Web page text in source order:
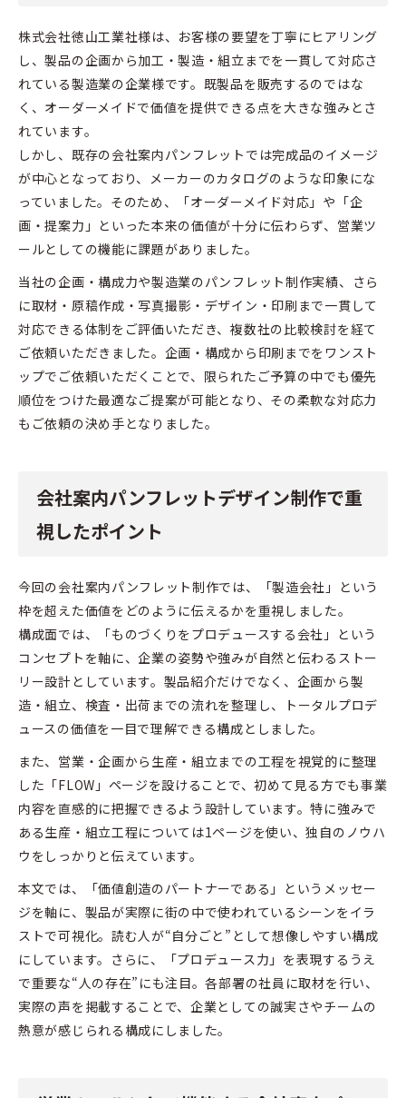
株式会社徳山工業社様は、お客様の要望を丁寧にヒアリング
し、製品の企画から加工・製造・組立までを一貫して対応さ
れている製造業の企業様です。既製品を販売するのではな
く、オーダーメイドで価値を提供できる点を大きな強みとさ
れています。
しかし、既存の会社案内パンフレットでは完成品のイメージ
が中心となっており、メーカーのカタログのような印象にな
っていました。そのため、「オーダーメイド対応」や「企
画・提案力」といった本来の価値が十分に伝わらず、営業ツ
ールとしての機能に課題がありました。
当社の企画・構成力や製造業のパンフレット制作実績、さら
に取材・原稿作成・写真撮影・デザイン・印刷まで一貫して
対応できる体制をご評価いただき、複数社の比較検討を経て
ご依頼いただきました。企画・構成から印刷までをワンスト
ップでご依頼いただくことで、限られたご予算の中でも優先
順位をつけた最適なご提案が可能となり、その柔軟な対応力
もご依頼の決め手となりました。
会社案内パンフレットデザイン制作で重
視したポイント
今回の会社案内パンフレット制作では、「製造会社」という
枠を超えた価値をどのように伝えるかを重視しました。
構成面では、「ものづくりをプロデュースする会社」という
コンセプトを軸に、企業の姿勢や強みが自然と伝わるストー
リー設計としています。製品紹介だけでなく、企画から製
造・組立、検査・出荷までの流れを整理し、トータルプロデ
ュースの価値を一目で理解できる構成としました。
また、営業・企画から生産・組立までの工程を視覚的に整理
した「FLOW」ページを設けることで、初めて見る方でも事業
内容を直感的に把握できるよう設計しています。特に強みで
ある生産・組立工程については1ページを使い、独自のノウハ
ウをしっかりと伝えています。
本文では、「価値創造のパートナーである」というメッセー
ジを軸に、製品が実際に街の中で使われているシーンをイラ
ストで可視化。読む人が“自分ごと”として想像しやすい構成
にしています。さらに、「プロデュース力」を表現するうえ
で重要な“人の存在”にも注目。各部署の社員に取材を行い、
実際の声を掲載することで、企業としての誠実さやチームの
熱意が感じられる構成にしました。